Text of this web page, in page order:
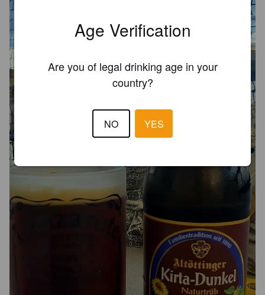
Age Verification
Are you of legal drinking age in your
country?
NO YES